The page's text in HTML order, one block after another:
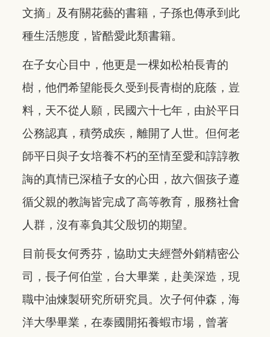
文摘」及有關花藝的書籍，子孫也傳承到此
種生活態度，皆酷愛此類書籍。
在子女心目中，他更是一棵如松柏長青的
樹，他們希望能長久受到長青樹的庇蔭，豈
料，天不從人願，民國六十七年，由於平日
公務認真，積勞成疾，離開了人世。但何老
師平日與子女培養不朽的至情至愛和諄諄教
誨的真情已深植子女的心田，故六個孩子遵
循父親的教誨皆完成了高等教育，服務社會
人群，沒有辜負其父殷切的期望。
目前長女何秀芬，協助丈夫經營外銷精密公
司，長子何伯堂，台大畢業，赴美深造，現
職中油煉製研究所研究員。次子何仲森，海
洋大學畢業，在泰國開拓養蝦市場，曾著